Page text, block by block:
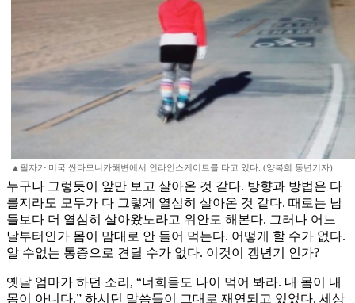
▲필자가 미국 싼타모니카해변에서 인라인스케이트를 타고 있다. (양복희 동년기자)
누구나 그렇듯이 앞만 보고 살아온 것 같다. 방향과 방법은 다
를지라도 모두가 다 그렇게 열심히 살아온 것 같다. 때로는 남
들보다 더 열심히 살아왔노라고 위안도 해본다. 그러나 어느
날부터인가 몸이 맘대로 안 들어 먹는다. 어떻게 할 수가 없다.
알 수없는 통증으로 견딜 수가 없다. 이것이 갱년기 인가?
옛날 엄마가 하던 소리, “너희들도 나이 먹어 봐라. 내 몸이 내
몸이 아니다.” 하시던 말씀들이 그대로 재연되고 있었다. 세상